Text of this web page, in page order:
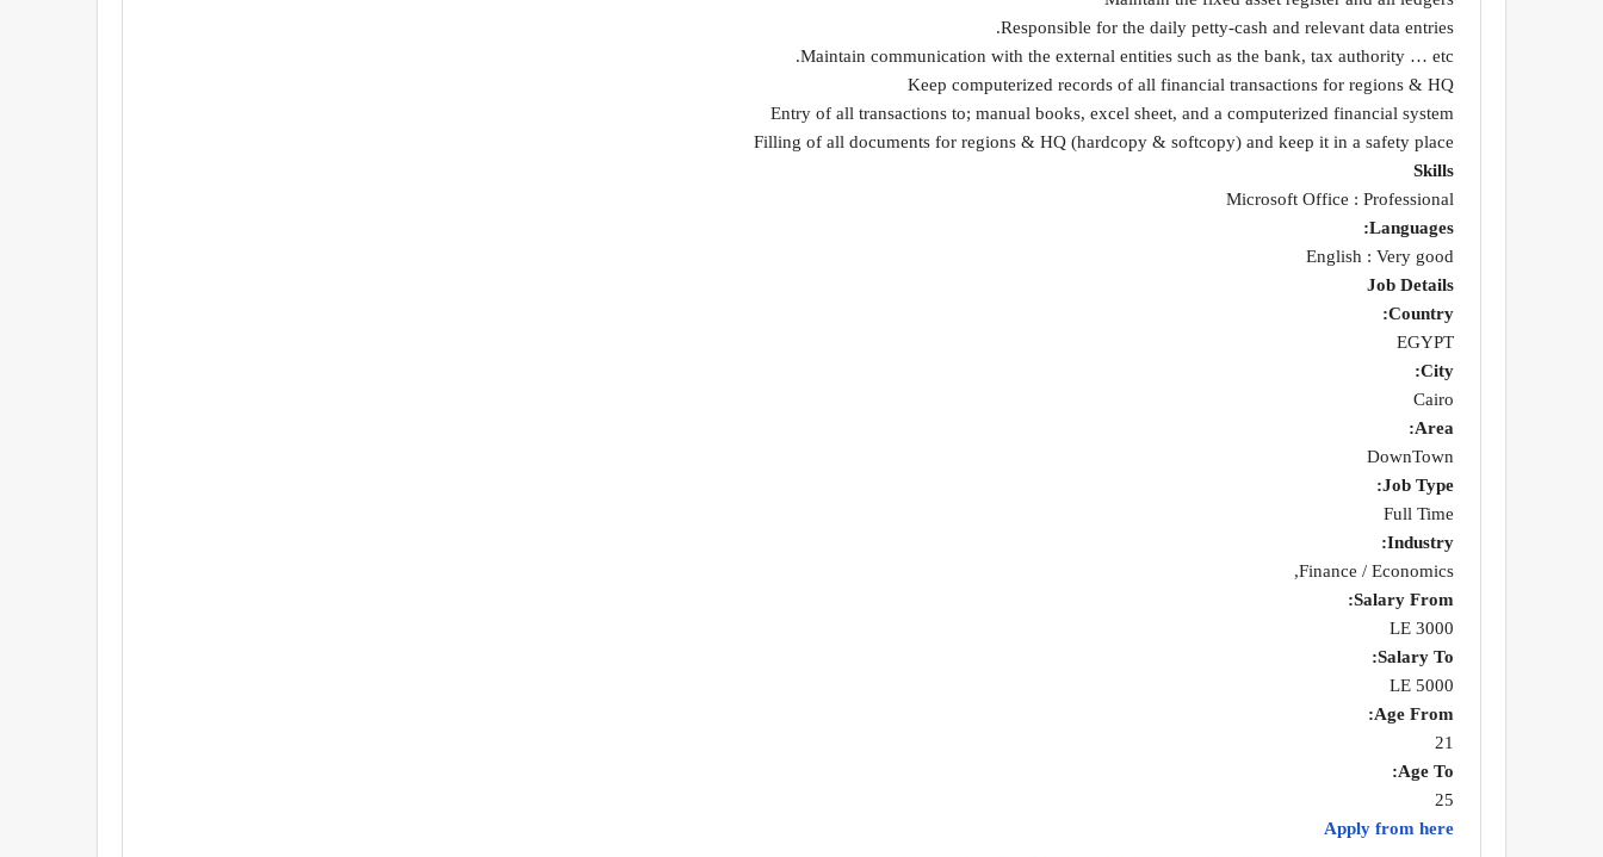
Responsible for the daily petty-cash and relevant data entries.
Maintain communication with the external entities such as the bank, tax authority … etc.
Keep computerized records of all financial transactions for regions & HQ
Entry of all transactions to; manual books, excel sheet, and a computerized financial system
Filling of all documents for regions & HQ (hardcopy & softcopy) and keep it in a safety place
Skills
Microsoft Office : Professional
Languages:
English : Very good
Job Details
Country:
EGYPT
City:
Cairo
Area:
DownTown
Job Type:
Full Time
Industry:
Finance / Economics,
Salary From:
3000 LE
Salary To:
5000 LE
Age From:
21
Age To:
25
Apply from here